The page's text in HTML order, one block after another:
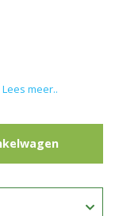
Lees meer..